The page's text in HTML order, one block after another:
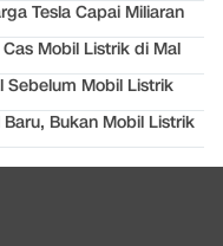
Tesla Capai Miliaran
Mobil Listrik di Mal
Sebelum Mobil Listrik
Bukan Mobil Listrik